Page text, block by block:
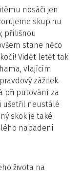
nosáči jen
skupinu
přílišnou
stane něco
Vidět letět tak
vlajícím
zážitek.
při putování za
ušetřil neustálé
skok je také
napadení
života na